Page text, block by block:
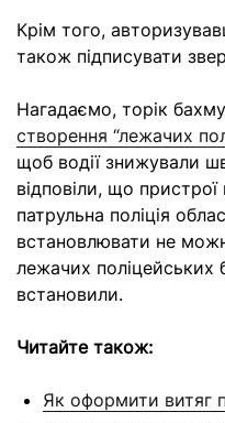
Крім того,
також підписувати
Нагадаємо, торік
створення “лежачих
щоб водії знижували
відповіли, що
патрульна поліція
встановлювати не
лежачих поліцейських
встановили.
Читайте також:
Як оформити витяг